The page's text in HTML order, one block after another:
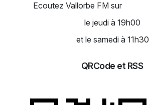
Ecoutez Vallorbe FM sur
le jeudi à 19h00
et le samedi à 11h30
QRCode et RSS